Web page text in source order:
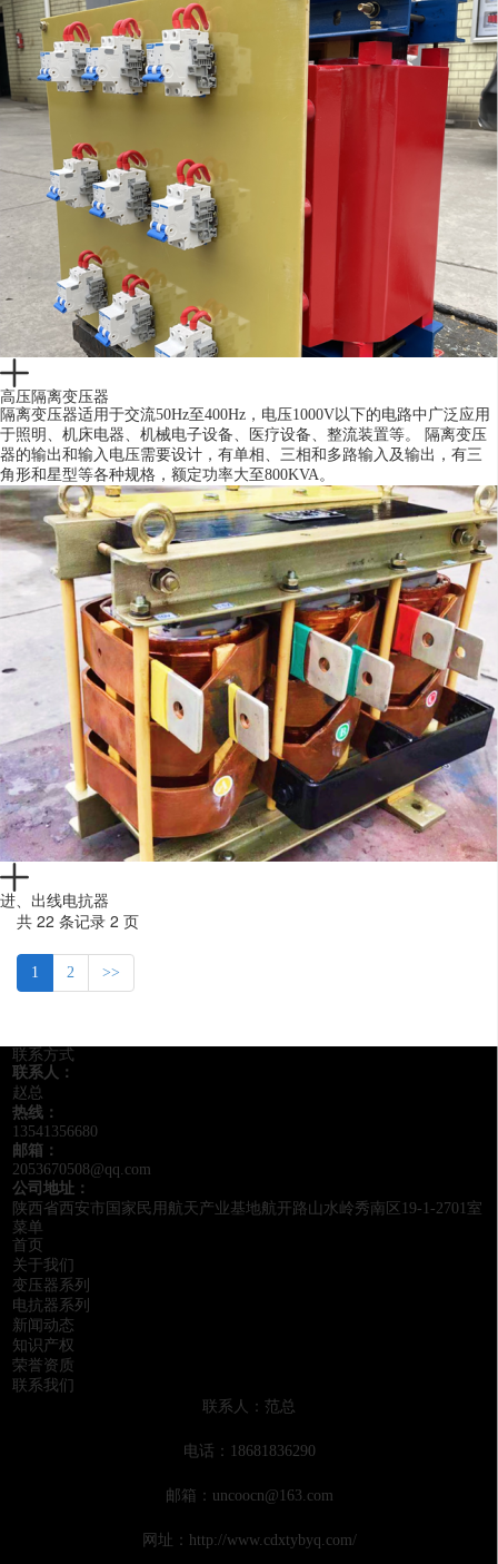
高压隔离变压器
隔离变压器适用于交流50Hz至400Hz，电压1000V以下的电路中广泛应用
于照明、机床电器、机械电子设备、医疗设备、整流装置等。 隔离变压
器的输出和输入电压需要设计，有单相、三相和多路输入及输出，有三
角形和星型等各种规格，额定功率大至800KVA。
进、出线电抗器
共 22 条记录 2 页
1 2 >>
联系方式
联系人：
赵总
热线：
13541356680
邮箱：
2053670508@qq.com
公司地址：
陕西省西安市国家民用航天产业基地航开路山水岭秀南区19-1-2701室
菜单
首页
关于我们
变压器系列
电抗器系列
新闻动态
知识产权
荣誉资质
联系我们
联系人：范总
电话：18681836290
邮箱：uncoocn@163.com
网址： http://www.cdxtybyq.com/